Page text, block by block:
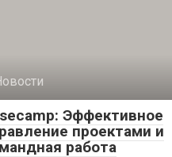
Эффективное
проектами и
работа